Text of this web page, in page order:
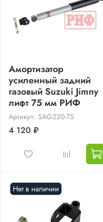
Амортизатор
усиленный задний
газовый Suzuki Jimny
лифт 75 мм РИФ
Артикул: SAG220-75
4 120 ₽
Нет в наличии